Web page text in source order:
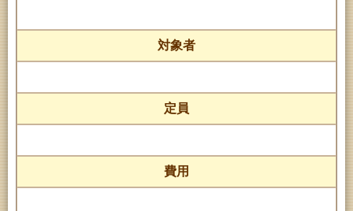
対象者
定員
費用